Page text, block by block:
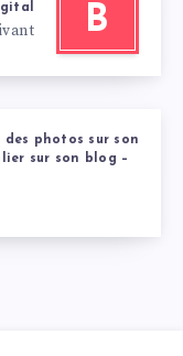
B
des photos sur son
sur son blog –